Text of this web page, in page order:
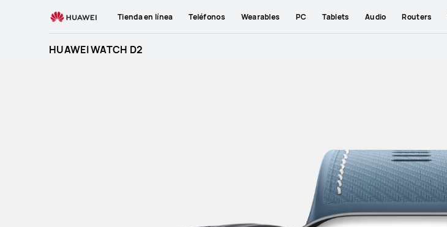
Tienda en línea Teléfonos Wearables PC Tablets Audio Routers
HUAWEI WATCH D2